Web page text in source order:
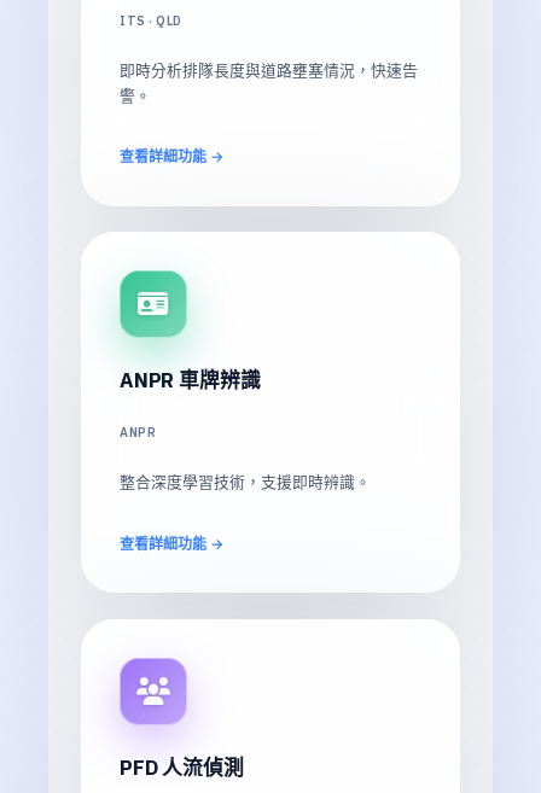
ITS · QLD
即時分析排隊長度與道路壅塞情況，快速告
警。
查看詳細功能 →
ANPR 車牌辨識
ANPR
整合深度學習技術，支援即時辨識。
查看詳細功能 →
PFD 人流偵測